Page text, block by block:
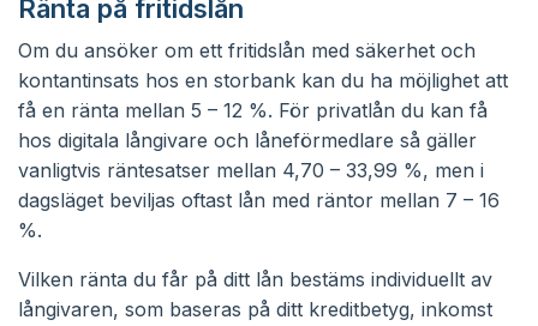
Ränta på fritidslån
Om du ansöker om ett fritidslån med säkerhet och
kontantinsats hos en storbank kan du ha möjlighet att
få en ränta mellan 5 – 12 %. För privatlån du kan få
hos digitala långivare och låneförmedlare så gäller
vanligtvis räntesatser mellan 4,70 – 33,99 %, men i
dagsläget beviljas oftast lån med räntor mellan 7 – 16
%.
Vilken ränta du får på ditt lån bestäms individuellt av
långivaren, som baseras på ditt kreditbetyg, inkomst